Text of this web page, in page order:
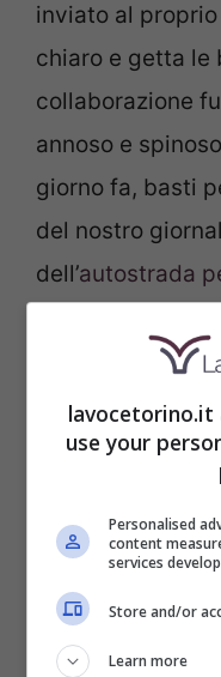
inviato al
chiaro e getta le
collaborazione
annoso e
giorno fa, basti
del nostro
dell’autostrada
. Lo
in grande,
proposta si
accelerare per
funzionali
lavocetorino.it
use your
Personalised
content
services
Store and/or
Learn more